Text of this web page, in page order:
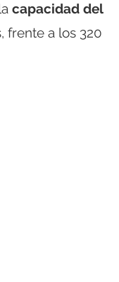
capacidad del
frente a los 320